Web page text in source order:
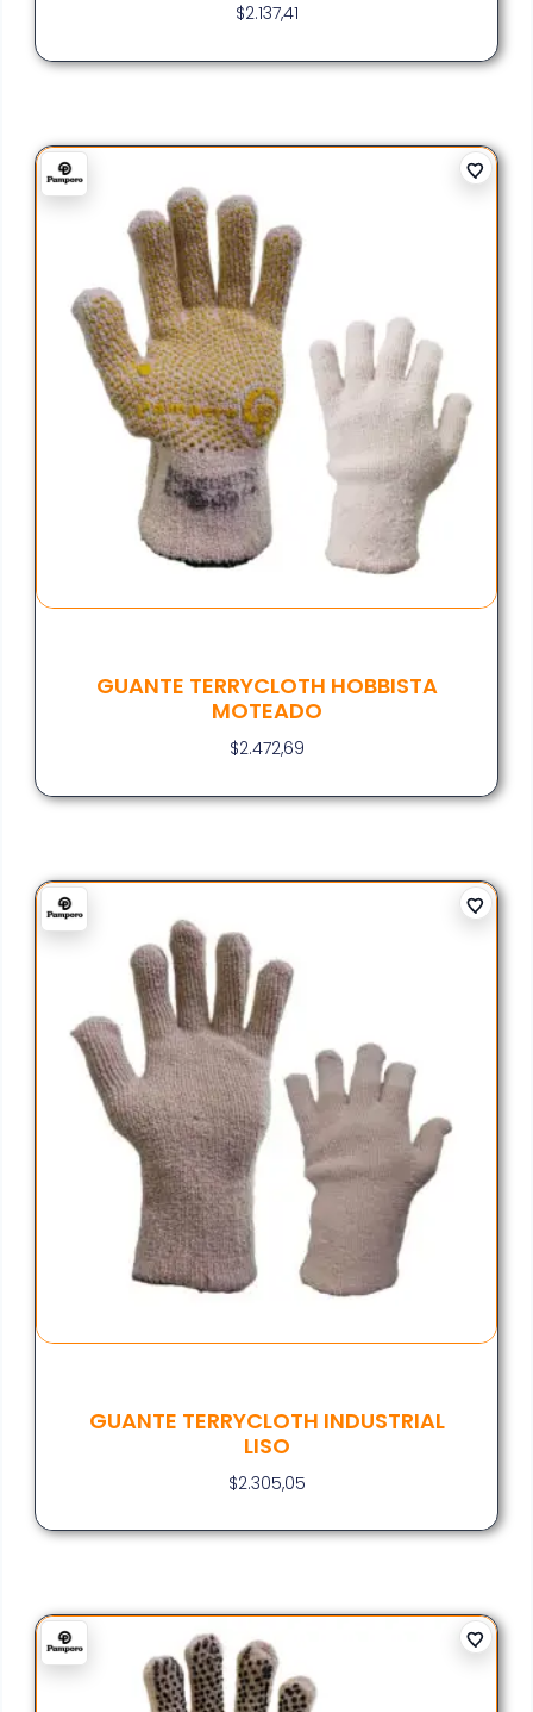
$2.137,41
GUANTE TERRYCLOTH HOBBISTA
MOTEADO
$2.472,69
GUANTE TERRYCLOTH INDUSTRIAL
LISO
$2.305,05